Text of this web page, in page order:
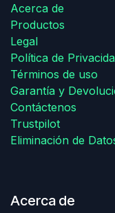
Acerca de
Productos
Legal
Política de
Términos de uso
Garantía y
Contáctenos
Trustpilot
Eliminación de
Acerca de